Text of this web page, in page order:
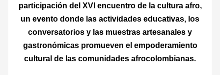
participación del XVI encuentro de la cultura afro,
un evento donde las actividades educativas, los
conversatorios y las muestras artesanales y
gastronómicas promueven el empoderamiento
cultural de las comunidades afrocolombianas.